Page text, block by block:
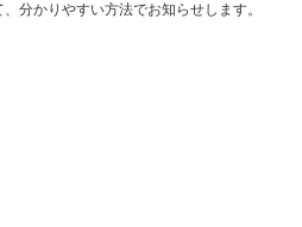
分かりやすい方法でお知らせします。